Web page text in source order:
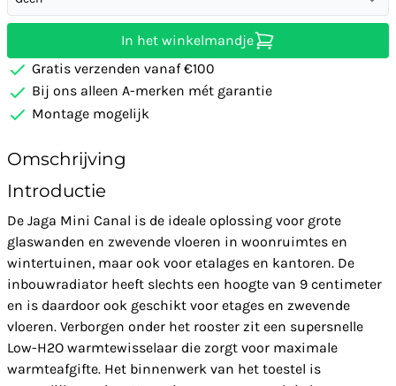
In het winkelmandje
Gratis verzenden vanaf €100
Bij ons alleen A-merken mét garantie
Montage mogelijk
Omschrijving
Introductie
De Jaga Mini Canal is de ideale oplossing voor grote
glaswanden en zwevende vloeren in woonruimtes en
wintertuinen, maar ook voor etalages en kantoren. De
inbouwradiator heeft slechts een hoogte van 9 centimeter
en is daardoor ook geschikt voor etages en zwevende
vloeren. Verborgen onder het rooster zit een supersnelle
Low-H2O warmtewisselaar die zorgt voor maximale
warmteafgifte. Het binnenwerk van het toestel is